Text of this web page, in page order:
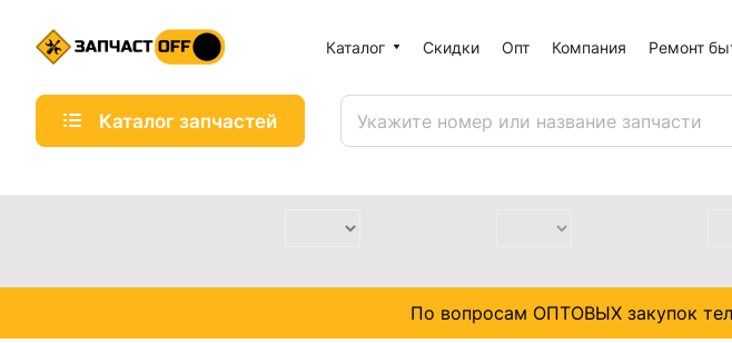
Каталог Скидки Опт Компания Ремонт
Каталог запчастей
По вопросам ОПТОВЫХ закупок